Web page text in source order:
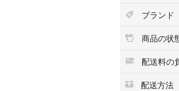
ブランド
商品の状
配送料の
配送方法